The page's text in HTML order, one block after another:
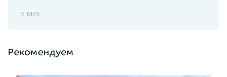
3 МАЯ
Рекомендуем